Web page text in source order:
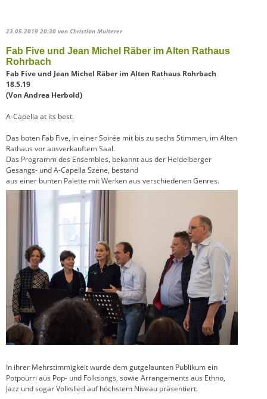
23.05.2019 20:30 von Christian Multerer
Fab Five und Jean Michel Räber im Alten Rathaus
Rohrbach
Fab Five und Jean Michel Räber im Alten Rathaus Rohrbach
18.5.19
(Von Andrea Herbold)
A-Capella at its best.
Das boten Fab Five, in einer Soirée mit bis zu sechs Stimmen, im Alten
Rathaus vor ausverkauftem Saal.
Das Programm des Ensembles, bekannt aus der Heidelberger
Gesangs- und A-Capella Szene, bestand
aus einer bunten Palette mit Werken aus verschiedenen Genres.
In ihrer Mehrstimmigkeit wurde dem gutgelaunten Publikum ein
Potpourri aus Pop- und Folksongs, sowie Arrangements aus Ethno,
Jazz und sogar Volkslied auf höchstem Niveau präsentiert.